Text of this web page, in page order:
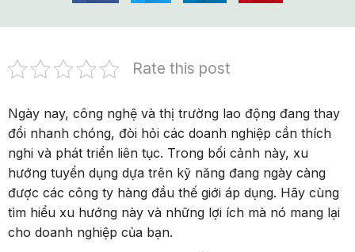
Rate this post
Ngày nay, công nghệ và thị trường lao động đang thay
đổi nhanh chóng, đòi hỏi các doanh nghiệp cần thích
nghi và phát triển liên tục. Trong bối cảnh này, xu
hướng tuyển dụng dựa trên kỹ năng đang ngày càng
được các công ty hàng đầu thế giới áp dụng. Hãy cùng
tìm hiểu xu hướng này và những lợi ích mà nó mang lại
cho doanh nghiệp của bạn.